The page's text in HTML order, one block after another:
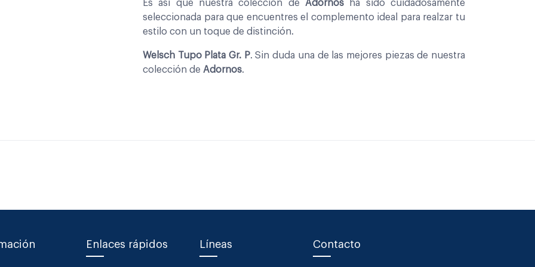
Es asi que nuestra coleccion de Adornos ha sido cuidadosamente
seleccionada para que encuentres el complemento ideal para realzar tu
estilo con un toque de distinción.
Welsch Tupo Plata Gr. P. Sin duda una de las mejores piezas de nuestra
colección de Adornos.
Enlaces rápidos Líneas Contacto